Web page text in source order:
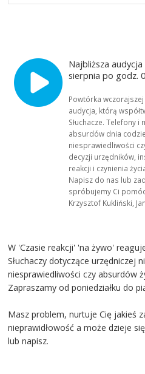
Najbliższa
sierpnia po godz.
Powtórka
audycja, którą
Słuchacze. Telefony i
absurdów dnia
niesprawiedliwości
decyzji urzędników,
reakcji i czynienia
Napisz do nas lub
spróbujemy Ci
Krzysztof Kukliński,
W 'Czasie reakcji' 'na żywo'
Słuchaczy dotyczące urzędniczej
niesprawiedliwości czy absurdów
Zapraszamy od poniedziałku do
Masz problem, nurtuje Cię jakieś
nieprawidłowość a może dzieje
lub napisz.